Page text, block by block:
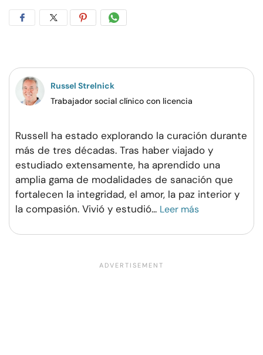
CompartirCompartirCompartirCompartir
Russel Strelnick
Trabajador social clínico con licencia
Russell ha estado explorando la curación durante
más de tres décadas. Tras haber viajado y
estudiado extensamente, ha aprendido una
amplia gama de modalidades de sanación que
fortalecen la integridad, el amor, la paz interior y
la compasión. Vivió y estudió... Leer más